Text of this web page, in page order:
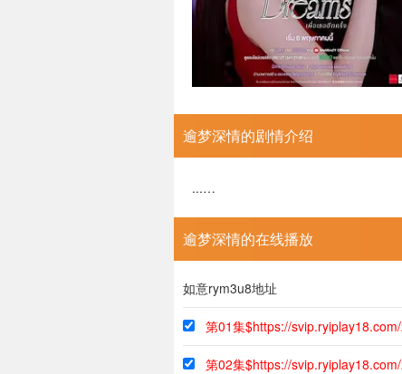
逾梦深情的剧情介绍
...…
逾梦深情的在线播放
如意rym3u8地址
第01集$https://
第02集$https://